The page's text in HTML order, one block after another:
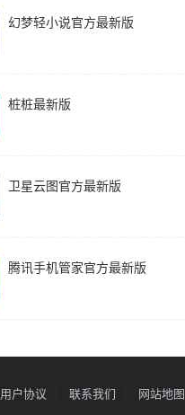
幻梦轻小说官方最新版
桩桩最新版
卫星云图官方最新版
腾讯手机管家官方最新版
用户协议 联系我们 网站地图